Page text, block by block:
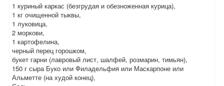
1 куриный каркас (безгрудая и обезноженная курица),
1 кг очищенной тыквы,
1 луковица,
2 моркови,
1 картофелина,
черный перец горошком,
букет гарни (лавровый лист, шалфей, розмарин, тимьян),
150 г сыра Буко или Филадельфия или Маскарпоне или
Альметте (на худой конец),